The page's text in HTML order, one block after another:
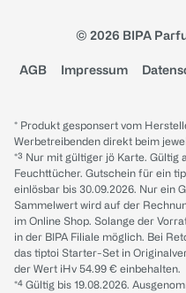
© 2026 BIPA
AGB Impressum
* Produkt gesponsert vom
Werbetreibenden direkt beim
*³ Nur mit gültiger jö Karte. Gültig
Feuchttücher. Gutschein für ein
einlösbar bis 30.09.2026. Nur ein
Sammelwert wird auf der
im Online Shop. Solange der
in der BIPA Filiale möglich. Bei
das tiptoi Starter-Set in
der Wert iHv 54.99 € einbehalten.
*⁴ Gültig bis 19.08.2026.